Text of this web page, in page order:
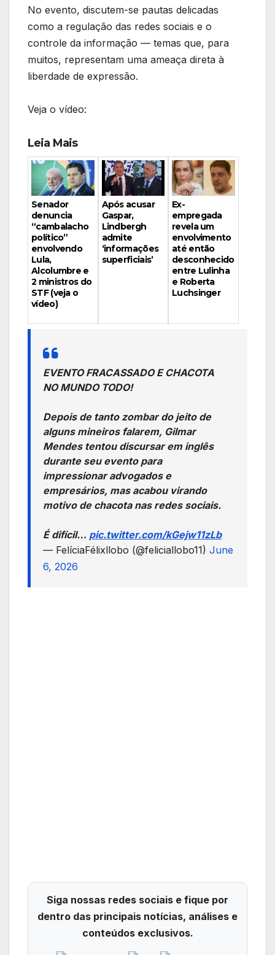
No evento, discutem-se pautas delicadas
como a regulação das redes sociais e o
controle da informação — temas que, para
muitos, representam uma ameaça direta à
liberdade de expressão.
Veja o vídeo:
Leia Mais
Senador
denuncia
“cambalacho
político”
envolvendo
Lula,
Alcolumbre e
2 ministros do
STF (veja o
vídeo)
Após acusar
Gaspar,
Lindbergh
admite
‘informações
superficiais’
Ex-
empregada
revela um
envolvimento
até então
desconhecido
entre Lulinha
e Roberta
Luchsinger
EVENTO FRACASSADO E CHACOTA
NO MUNDO TODO!
Depois de tanto zombar do jeito de
alguns mineiros falarem, Gilmar
Mendes tentou discursar em inglês
durante seu evento para
impressionar advogados e
empresários, mas acabou virando
motivo de chacota nas redes sociais.
É difícil… pic.twitter.com/kGejw11zLb
— FelíciaFélixllobo (@feliciallobo11) June
6, 2026
Siga nossas redes sociais e fique por
dentro das principais notícias, análises e
conteúdos exclusivos.